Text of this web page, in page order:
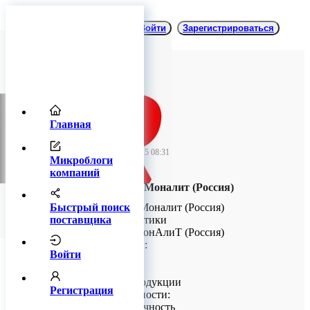
Главная
Микроблоги
компаний
Быстрый поиск
поставщика
Войти
Регистрация
Войти Зарегистрироваться
02 сентября 2025 08:31
Спеченные боры Моналит (Россия)
Спеченные боры Моналит (Россия)
Общие характеристики
Производитель: МонАлиТ (Россия)
Типы хвостовиков:
• FG
• HP
Преимущества продукции
Ключевые особенности:
• Высокая долговечность